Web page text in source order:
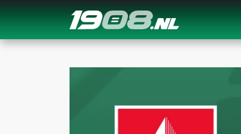
Navigation